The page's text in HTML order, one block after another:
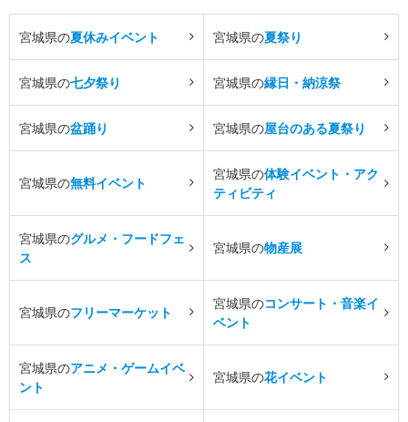
宮城県の夏休みイベント 宮城県の夏祭り
宮城県の七夕祭り 宮城県の縁日・納涼祭
宮城県の盆踊り 宮城県の屋台のある夏祭り
宮城県の無料イベント
宮城県の体験イベント・アク
ティビティ
宮城県のグルメ・フードフェ
ス
宮城県の物産展
宮城県のフリーマーケット
宮城県のコンサート・音楽イ
ベント
宮城県のアニメ・ゲームイベ
ント
宮城県の花イベント